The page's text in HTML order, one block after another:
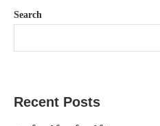
Search
Recent Posts